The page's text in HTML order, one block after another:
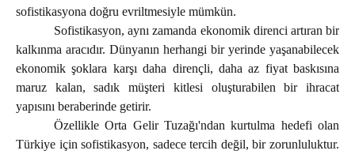
sofistikasyona doğru evriltmesiyle mümkün.
Sofistikasyon, aynı zamanda ekonomik direnci artıran bir
kalkınma aracıdır. Dünyanın herhangi bir yerinde yaşanabilecek
ekonomik şoklara karşı daha dirençli, daha az fiyat baskısına
maruz kalan, sadık müşteri kitlesi oluşturabilen bir ihracat
yapısını beraberinde getirir.
Özellikle Orta Gelir Tuzağı'ndan kurtulma hedefi olan
Türkiye için sofistikasyon, sadece tercih değil, bir zorunluluktur.